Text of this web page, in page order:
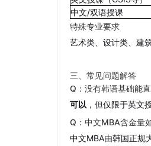
中文/双语授课
特殊专业要求
艺术类、设计类、建
三、常见问题解答
Q：没有韩语基础能
可以 ，但仅限于英文
Q：中文MBA含金量
中文MBA由韩国正规